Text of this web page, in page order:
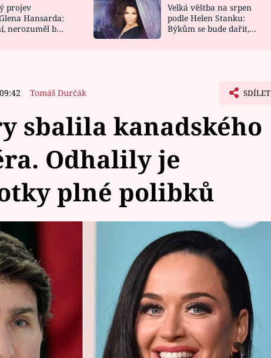
NOVINKY
VIDEORECEPTY
projev
Hansarda:
nerozuměl by
Velká věštba na srpen
podle Helen Stanku:
Býkům se bude dařit,
Tomáš Durčák SDÍLET
sbalila kanadského
Odhalily je
plné polibků